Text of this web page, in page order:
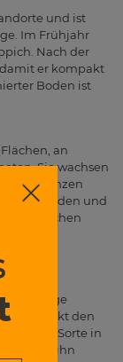
und ist
Im Frühjahr
Nach der
er kompakt
Boden ist
an
Sie wachsen
den ganzen
und
klassischen
Er bedeckt den
je nach Sorte in
du ihn